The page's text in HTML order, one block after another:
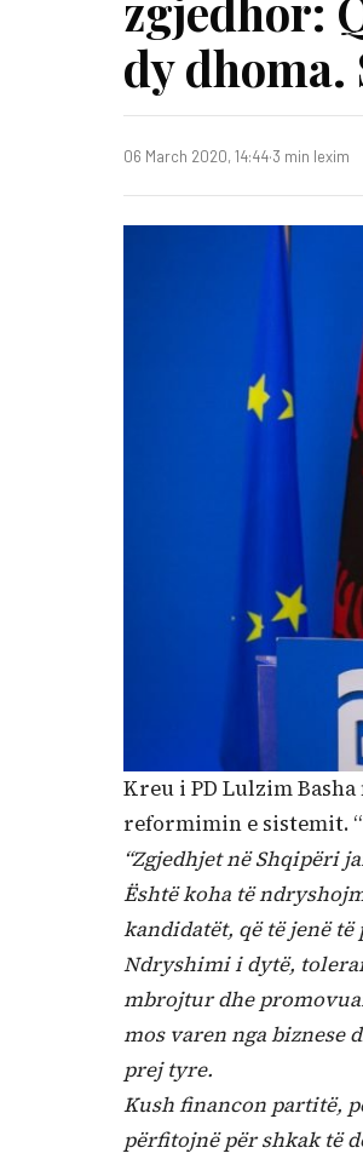
dy dhoma.
06 March 2020, 14:44·3 min lexim
Kreu i PD Lulzim
reformimin e sistemit.
“Zgjedhjet në Shqipëri
Është koha të
kandidatët, që të jenë
Ndryshimi i dytë,
mbrojtur dhe
mos varen nga biznese
prej tyre.
Kush financon partitë,
përfitojnë për shkak të